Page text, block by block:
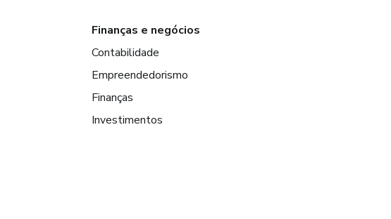
Finanças e negócios
Contabilidade
Empreendedorismo
Finanças
Investimentos